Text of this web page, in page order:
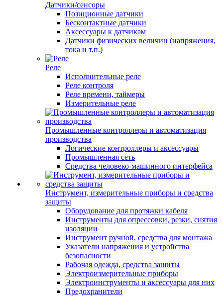
Датчики/сенсоры
Позиционные датчики
Бесконтактные датчики
Аксессуары к датчикам
Датчики физических величин (напряжения,
тока и т.п.)
Реле
Исполнительные реле
Реле контроля
Реле времени, таймеры
Измерительные реле
Промышленные контроллеры и автоматизация
производства
Логические контроллеры и аксессуары
Промышленная сеть
Средства человеко-машинного интерфейса
Инструмент, измерительные приборы и средства
защиты
Оборудование для протяжки кабеля
Инструменты для опрессовки, резки, снятия
изоляции
Инструмент ручной, средства для монтажа
Указатели напряжения и устройства
безопасности
Рабочая одежда, средства защиты
Электроизмерительные приборы
Электроинструменты и аксессуары для них
Предохранители